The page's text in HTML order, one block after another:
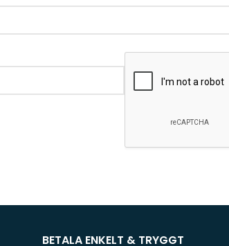
BETALA ENKELT & TRYGGT